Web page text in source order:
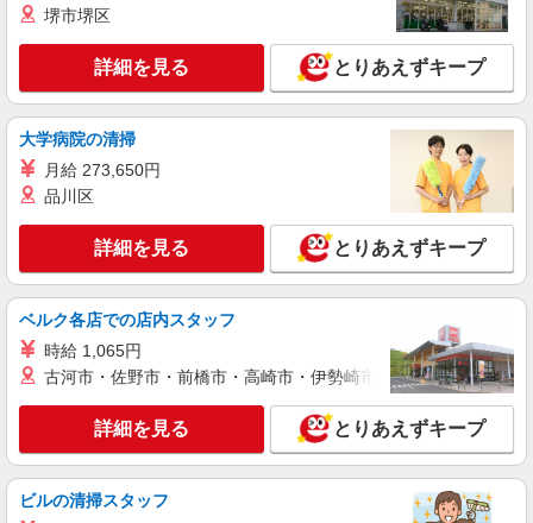
詳細を見る
株式会社シエロ
【楽天モバイル】の携帯販売スタッフ
日給12000円〜 ※残業代支給 ★交通費別途支
給（規定あり） ゜+゜・。○。・゜+゜・。
○。・゜+゜ 入社祝い金10万円支給(規定有) お友達
を紹介頂くと, インセンティブ支給(規定有) ★月2
回払い・週払い可能（規程有）★ ゜・。○。・゜
+゜・。○。・゜+゜
愛知県稲沢市の楽天モバイルショップ
キープ 詳細を見る
紹介予定派遣
【softbank】の携帯販売スタッフ
時給1600円〜※別途インセンティブ、職能評
価制度あり ※残業代支給 ★交通費別途支給（規定
あり） ゜+゜・。○。・゜+゜・。○。・゜+゜ 入
社祝い金10万円支給(規定有) お友達を紹介頂くと,
インセンティブ支給(規定有) ★月2回払い・週払い
可能（規程有）★ ゜・。○。・゜+゜・。○。・゜
愛知県稲沢市のsoftbankショップ
キープ 詳細を見る
堺市堺区
詳細を見る とりあえずキープ
大学病院の清掃
月給 273,650円
品川区
詳細を見る とりあえずキープ
ベルク各店での店内スタッフ
時給 1,065円
古河市・佐野市・前橋市・高崎市・伊勢崎市・太田市・館林市
詳細を見る とりあえずキープ
ビルの清掃スタッフ